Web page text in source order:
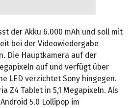
der Akku 6.000 mAh und soll mit
bei der Videowiedergabe
Die Hauptkamera auf der
auf und verfügt über
LED verzichtet Sony hingegen.
Z4 Tablet in 5,1 Megapixeln. Als
5.0 Lollipop im